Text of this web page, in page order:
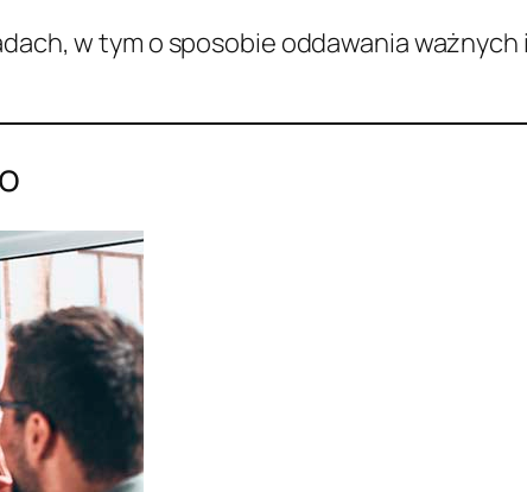
w tym o sposobie oddawania ważnych